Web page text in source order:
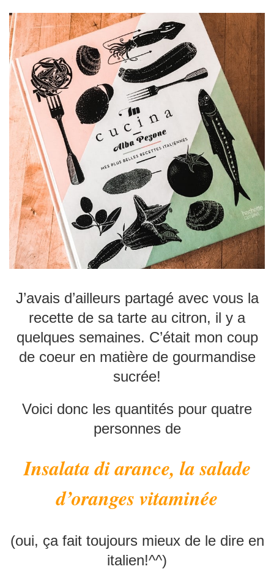
J’avais d’ailleurs partagé avec vous la
recette de sa tarte au citron, il y a
quelques semaines. C’était mon coup
de coeur en matière de gourmandise
sucrée!
Voici donc les quantités pour quatre
personnes de
Insalata di arance, la salade
d’oranges vitaminée
(oui, ça fait toujours mieux de le dire en
italien!^^)